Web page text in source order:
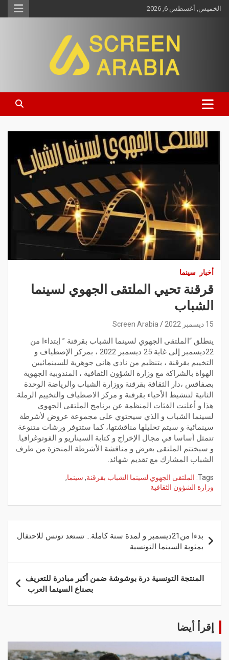
الخميس, أغسطس 6, 2026
Screen Arabia
أخبار سينما
قرقنة تحيي الملتقى الجهوي لسينما
الشباب
15 ديسمبر 2022 Screen Arabia
ينطلق “الملتقى الجهوي لسينما الشباب بقرقنة ” إبتداءا من
22ديسمبر إلى غاية 25 ديسمبر 2022 ، بمركز الإصطياف و
التخييم بقرقنة ، بتنظيم من نادي هاني جوهرية للسينمائيين
الهواة بالشراكة مع وزارة الشؤون الثقافية ، المندوبية الجهوية
بصفاقس ،دار الثقافة بقرقنة ووزارة الشباب والرياضة الوحدة
الثانية لتنشيط الأحياء بقرقنة و مركز الاصطياف والتخييم الرملة.
هذا و أعلنت الفئات المنظمة عن برنامج الملتقى الجهوي
لسينما الشباب و الذي سيحتوي على مجموعة عروض لأشرطة
سينمائية و سيتم تحليلها مناقشتها، كما ستتوفر ورشات متنوعة
تتمثل أساسا في مجال الإخراج و كتابة السيناريو و الفوتوغرافيا.
و سيختتم الملتقى بعرض و مناقشة الأشرطة المنجزة من طرف
الشباب المشارك مع تقديم شهائد.
Tags: الملتقى الجهوي لسينما الشباب بقرقنة, سينما,
وزارة الشؤون الثقافية
بدءا من21ديسمبر و لمدة سنة كاملة… تستعد تونس للاحتفال
بمئوية السينما التونسية
المنتجة التونسية درة بوشوشة ضمن أكبر مبادرة للتعريف
بصناع السينما العرب
إقرأ أيضا